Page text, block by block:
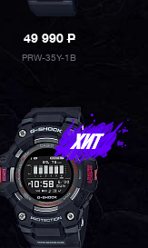
49 990P
PRW-35Y-1B